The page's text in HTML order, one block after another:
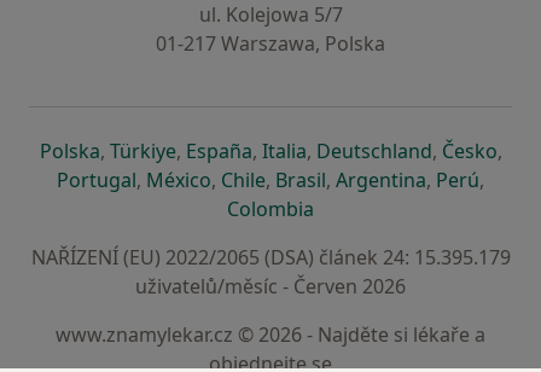
ul. Kolejowa 5/7
01-217 Warszawa, Polska
Polskase otevře v nové záložce
, Türkiyese otevře v nové záložce
, Españase otevře v nové záložce
, Italiase otevře v nové záložce
, Deutschlandse otevře v
, Českose
,
Portugalse otevře v nové záložce
, Méxicose otevře v nové záložce
, Chilese otevře v nové záložce
, Brasilse otevře v nové
, Argentinase otevře v
, Perúse
,
Colombia
NAŘÍZENÍ (EU) 2022/2065 (DSA) článek 24: 15.395.179
uživatelů/měsíc - Červen 2026
www.znamylekar.cz © 2026 - Najděte si lékaře a
objednejte se